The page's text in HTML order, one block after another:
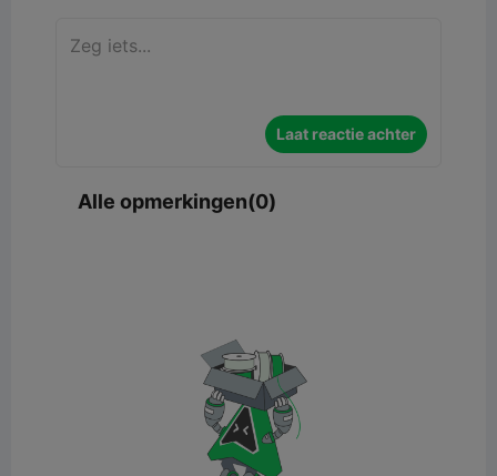
Laat reactie achter
Alle opmerkingen(0)